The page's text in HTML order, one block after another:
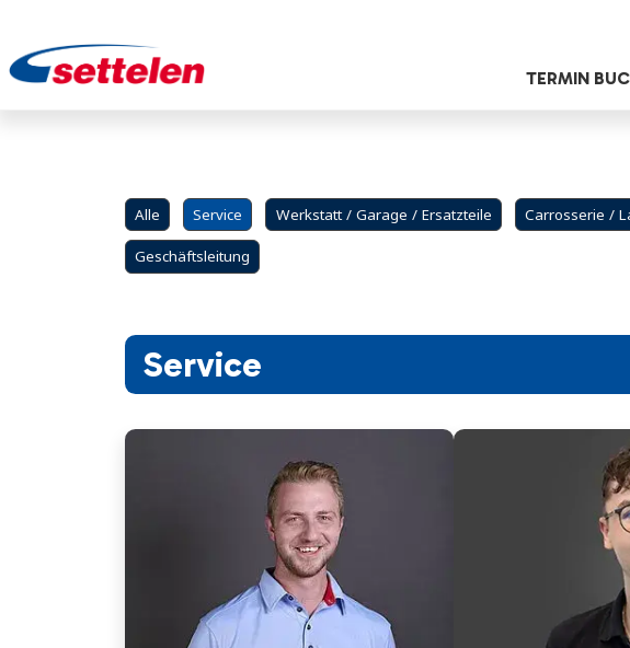
TERMIN
Alle Service Werkstatt / Garage / Ersatzteile Carrosserie /
Geschäftsleitung
Service